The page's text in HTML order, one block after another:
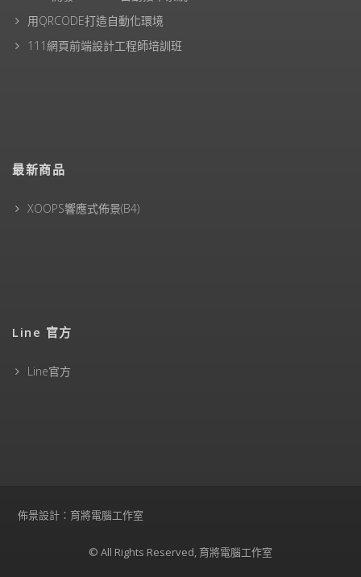
用QRCODE打造自動化環境
111網頁前端設計工程師培訓班
最新商品
XOOPS響應式佈景(B4)
Line 官方
Line官方
佈景設計：育將電腦工作室
© All Rights Reserved, 育將電腦工作室